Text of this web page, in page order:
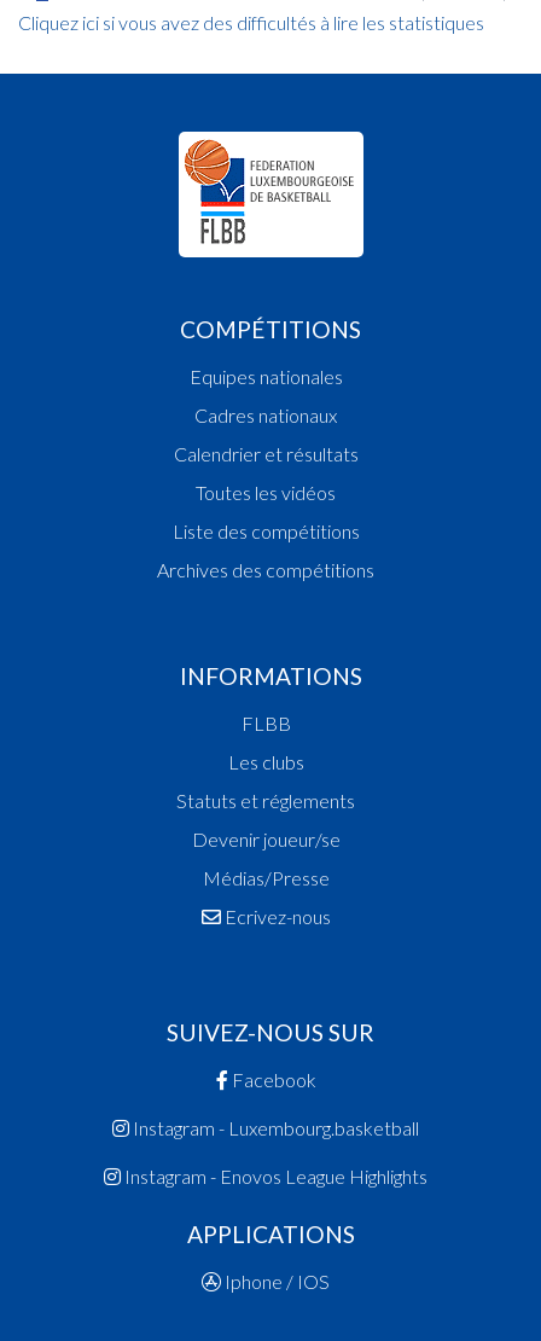
Cliquez ici si vous avez des difficultés à lire les statistiques
COMPÉTITIONS
Equipes nationales
Cadres nationaux
Calendrier et résultats
Toutes les vidéos
Liste des compétitions
Archives des compétitions
INFORMATIONS
FLBB
Les clubs
Statuts et réglements
Devenir joueur/se
Médias/Presse
Ecrivez-nous
SUIVEZ-NOUS SUR
Facebook
Instagram - Luxembourg.basketball
Instagram - Enovos League Highlights
APPLICATIONS
Iphone / IOS